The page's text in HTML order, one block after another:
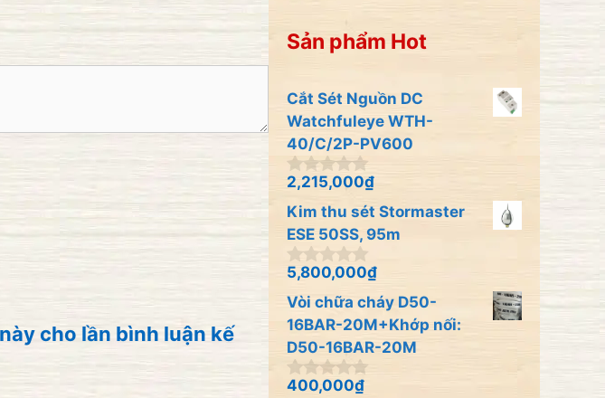
cho lần bình luận kế
Sản phẩm Hot
Cắt Sét Nguồn DC
Watchfuleye WTH-
40/C/2P-PV600
0
n
g
o
à
i
5
2,215,000₫
Kim thu sét Stormaster
ESE 50SS, 95m
0
n
g
o
à
i
5
5,800,000₫
Vòi chữa cháy D50-
16BAR-20M+Khớp nối:
D50-16BAR-20M
0
400,000₫